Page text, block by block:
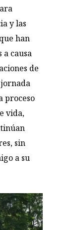
y las
han
a causa
de
proceso
vida,
sin
a su